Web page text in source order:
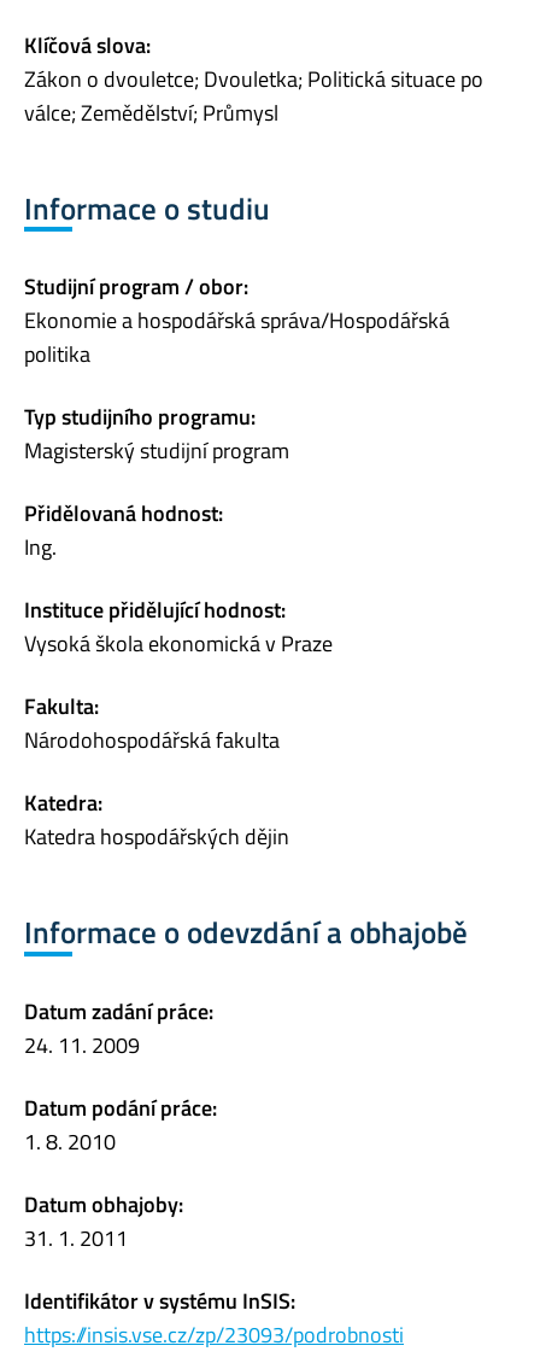
Klíčová slova:
Zákon o dvouletce; Dvouletka; Politická situace po
válce; Zemědělství; Průmysl
Informace o studiu
Studijní program / obor:
Ekonomie a hospodářská správa/Hospodářská
politika
Typ studijního programu:
Magisterský studijní program
Přidělovaná hodnost:
Ing.
Instituce přidělující hodnost:
Vysoká škola ekonomická v Praze
Fakulta:
Národohospodářská fakulta
Katedra:
Katedra hospodářských dějin
Informace o odevzdání a obhajobě
Datum zadání práce:
24. 11. 2009
Datum podání práce:
1. 8. 2010
Datum obhajoby:
31. 1. 2011
Identifikátor v systému InSIS:
https://insis.vse.cz/zp/23093/podrobnosti